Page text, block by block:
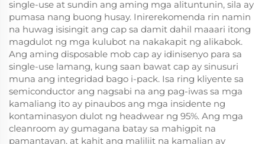
single-use at sundin ang aming mga alituntunin, sila ay
pumasa nang buong husay. Inirerekomenda rin namin
na huwag isisingit ang cap sa damit dahil maaari itong
magdulot ng mga kulubot na nakakapit ng alikabok.
Ang aming disposable mob cap ay idinisenyo para sa
single-use lamang, kung saan bawat cap ay sinusuri
muna ang integridad bago i-pack. Isa ring kliyente sa
semiconductor ang nagsabi na ang pag-iwas sa mga
kamaliang ito ay pinaubos ang mga insidente ng
kontaminasyon dulot ng headwear ng 95%. Ang mga
cleanroom ay gumagana batay sa mahigpit na
pamantayan, at kahit ang maliliit na kamalian ay